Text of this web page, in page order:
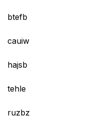
btefb
cauiw
hajsb
tehle
ruzbz